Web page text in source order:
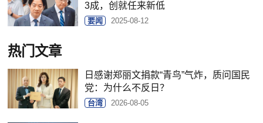
3成，创就任来新低
要闻 2025-08-12
热门文章
日感谢郑丽文捐款“青鸟”气炸，质问国民
党：为什么不反日？
台湾 2026-08-05